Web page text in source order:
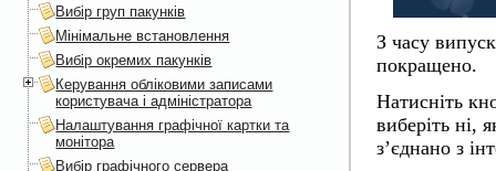
З часу
покращено.
Натисніть
виберіть ні,
з’єднано з
Вибір груп пакунків
Мінімальне встановлення
Вибір окремих пакунків
Керування обліковими записами
користувача і адміністратора
Налаштування графічної картки та
монітора
Вибір графічного сервера